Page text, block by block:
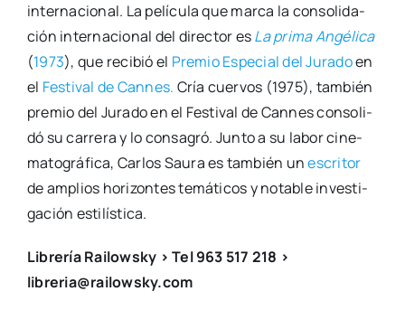
inter­na­cio­nal. La pelí­cu­la que mar­ca la con­so­li­da­
ción inter­na­cio­nal del direc­tor esLa pri­ma Angé­li­ca
(1973), que reci­bió el Pre­mio Espe­cial del Jura­doen
el Fes­ti­val de Can­nes. Cría cuer­vos (1975), tam­bién
pre­mio del Jura­do en el Fes­ti­val de Can­nes con­so­li­
dó su carre­ra y lo con­sa­gró. Jun­to a su labor cine­
ma­to­grá­fi­ca, Car­los Sau­ra es tam­bién unescri­tor
de amplios hori­zon­tes temá­ti­cos y nota­ble inves­ti­
ga­ción esti­lís­ti­ca.
Libre­ría Rai­lowsky > Tel 963 517 218 >
libreria@railowsky.com